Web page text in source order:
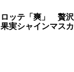
ロッテ「爽」 贅
果実シャインマス